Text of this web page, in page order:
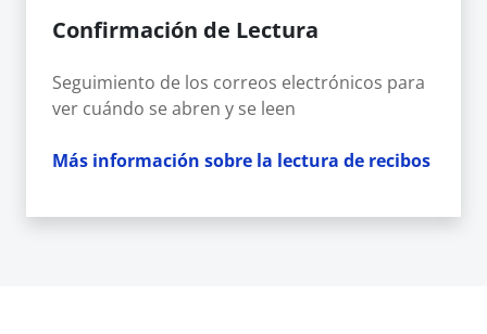
Confirmación de Lectura
Seguimiento de los correos electrónicos para
ver cuándo se abren y se leen
Más información sobre la lectura de recibos